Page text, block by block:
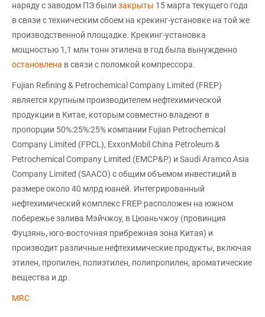
наряду с заводом ПЭ были закрыты 15 марта текущего года
в связи с техническим сбоем на крекинг-установке на той же
производственной площадке. Крекинг-установка
мощностью 1,1 млн тонн этилена в год была вынужденно
остановлена в связи с поломкой компрессора.
Fujian Refining & Petrochemical Company Limited (FREP)
является крупным производителем нефтехимической
продукции в Китае, которым совместно владеют в
пропорции 50%:25%:25% компании Fujian Petrochemical
Company Limited (FPCL), ExxonMobil China Petroleum &
Petrochemical Company Limited (EMCP&P) и Saudi Aramco Asia
Company Limited (SAACO) с общим объемом инвестиций в
размере около 40 млрд юаней. Интегрированный
нефтехимический комплекс FREP расположен на южном
побережье залива Мэйчжоу, в Цюаньчжоу (провинция
Фуцзянь, юго-восточная прибрежная зона Китая) и
производит различные нефтехимические продукты, включая
этилен, пропилен, полиэтилен, полипропилен, ароматические
вещества и др.
MRC